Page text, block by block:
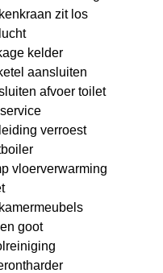
zit los
kelder
aansluiten
afvoer toilet
verroest
vloerverwarming
goot